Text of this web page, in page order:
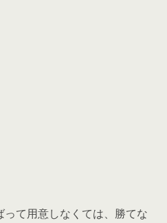
て用意しなくては、勝てな